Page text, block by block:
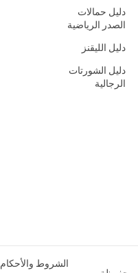
دليل حمالات
الصدر الرياضية
دليل الليقنز
دليل الشورتات
الرجالية
الشروط والأحكام